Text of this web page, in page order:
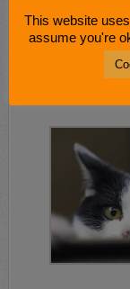
This website
assume you're